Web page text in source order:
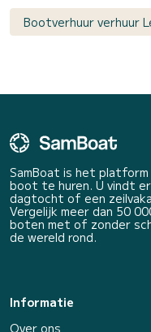
Bootverhuur verhuur
SamBoat is het
boot te huren. U vindt
dagtocht of een
Vergelijk meer dan 50
boten met of zonder
de wereld rond.
Informatie
Over ons